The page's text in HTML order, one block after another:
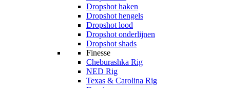
Dropshot haken
Dropshot hengels
Dropshot lood
Dropshot onderlijnen
Dropshot shads
Finesse
Cheburashka Rig
NED Rig
Texas & Carolina Rig